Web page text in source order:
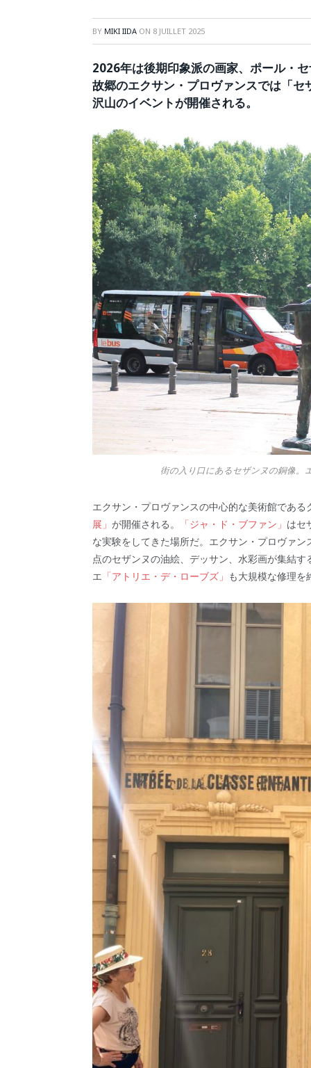
BY MIKI IIDA ON 8 JUILLET 2025
2026年は後期印象派の画家、ポール・
故郷のエクサン・プロヴァンスでは「
沢山のイベントが開催される。
街の入り口にあるセザンヌの銅像。
エクサン・プロヴァンスの中心的な美術館である
展」 が開催される。 「ジャ・ド・ブファン」 はセ
な実験をしてきた場所だ。エクサン・プロヴァ
点のセザンヌの油絵、デッサン、水彩画が集結
エ 「アトリエ・デ・ローブズ」 も大規模な修理